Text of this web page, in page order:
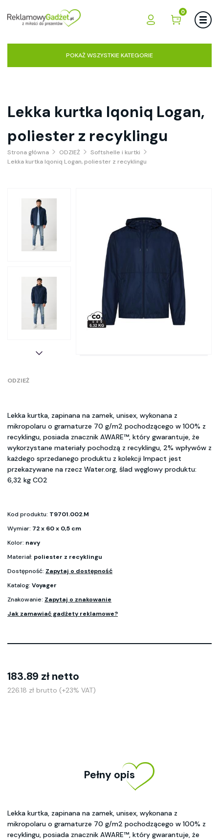
0
POKAŻ WSZYSTKIE KATEGORIE
Lekka kurtka Iqoniq Logan,
poliester z recyklingu
Strona główna ODZIEŻ
Softshelle i kurtki
Lekka kurtka Iqoniq Logan, poliester z recyklingu
ODZIEŻ
Lekka kurtka, zapinana na zamek, unisex, wykonana z
mikropolaru o gramaturze 70 g/m2 pochodzącego w 100% z
recyklingu, posiada znacznik AWARE™, który gwarantuje, że
wykorzystane materiały pochodzą z recyklingu, 2% wpływów z
każdego sprzedanego produktu z kolekcji Impact jest
przekazywane na rzecz Water.org, ślad węglowy produktu:
6,32 kg CO2
Kod produktu: T9701.002.M
Wymiar: 72 x 60 x 0,5 cm
Kolor: navy
Materiał: poliester z recyklingu
Dostępność: Zapytaj o dostępność
Katalog: Voyager
Znakowanie: Zapytaj o znakowanie
Jak zamawiać gadżety reklamowe?
183.89 zł netto
226.18 zł brutto (+23% VAT)
Pełny opis
Lekka kurtka, zapinana na zamek, unisex, wykonana z
mikropolaru o gramaturze 70 g/m2 pochodzącego w 100% z
recyklingu, posiada znacznik AWARE™, który gwarantuje, że